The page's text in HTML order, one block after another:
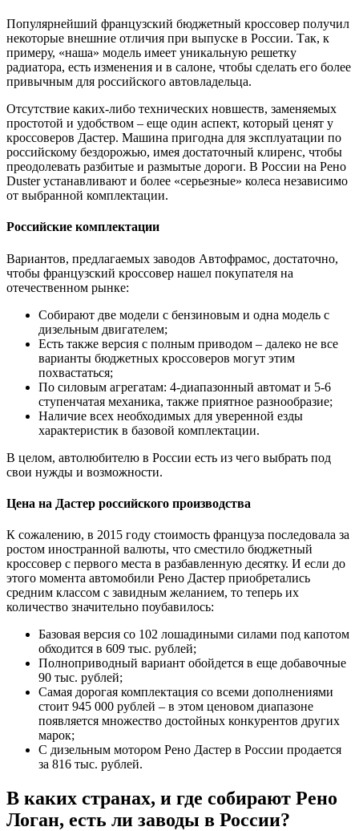
Популярнейший французский бюджетный кроссовер получил
некоторые внешние отличия при выпуске в России. Так, к
примеру, «наша» модель имеет уникальную решетку
радиатора, есть изменения и в салоне, чтобы сделать его более
привычным для российского автовладельца.
Отсутствие каких-либо технических новшеств, заменяемых
простотой и удобством – еще один аспект, который ценят у
кроссоверов Дастер. Машина пригодна для эксплуатации по
российскому бездорожью, имея достаточный клиренс, чтобы
преодолевать разбитые и размытые дороги. В России на Рено
Duster устанавливают и более «серьезные» колеса независимо
от выбранной комплектации.
Российские комплектации
Вариантов, предлагаемых заводов Автофрамос, достаточно,
чтобы французский кроссовер нашел покупателя на
отечественном рынке:
Собирают две модели с бензиновым и одна модель с
дизельным двигателем;
Есть также версия с полным приводом – далеко не все
варианты бюджетных кроссоверов могут этим
похвастаться;
По силовым агрегатам: 4-диапазонный автомат и 5-6
ступенчатая механика, также приятное разнообразие;
Наличие всех необходимых для уверенной езды
характеристик в базовой комплектации.
В целом, автолюбителю в России есть из чего выбрать под
свои нужды и возможности.
Цена на Дастер российского производства
К сожалению, в 2015 году стоимость француза последовала за
ростом иностранной валюты, что сместило бюджетный
кроссовер с первого места в разбавленную десятку. И если до
этого момента автомобили Рено Дастер приобретались
средним классом с завидным желанием, то теперь их
количество значительно поубавилось:
Базовая версия со 102 лошадиными силами под капотом
обходится в 609 тыс. рублей;
Полноприводный вариант обойдется в еще добавочные
90 тыс. рублей;
Самая дорогая комплектация со всеми дополнениями
стоит 945 000 рублей – в этом ценовом диапазоне
появляется множество достойных конкурентов других
марок;
С дизельным мотором Рено Дастер в России продается
за 816 тыс. рублей.
В каких странах, и где собирают Рено
Логан, есть ли заводы в России?